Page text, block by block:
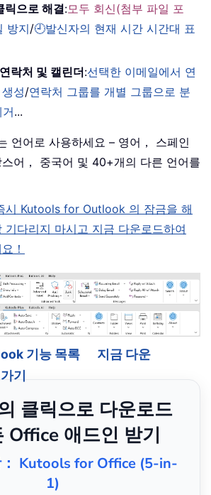
릭으로 해결:모두 회신(첨부 파일 포
방지/🕘발신자의 현재 시간 시간대 표
연락처 및 캘린더:선택한 이메일에서 연
성/연락처 그룹를 개별 그룹으로 분
...
언어로 사용하세요 – 영어， 스페인
어， 중국어 및 40+개의 다른 언어를
시 Kutools for Outlook 의 잠금을 해
기다리지 마시고 지금 다운로드하여
！
기능 목록
지금 다운
기
클릭으로 다운로드
애드인 받기
： Kutools for Office (5-in-
1)